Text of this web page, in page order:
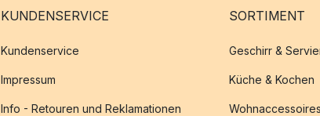
KUNDENSERVICE
Kundenservice
Impressum
Info - Retouren und Reklamationen
SORTIMENT
Geschirr &
Küche & Kochen
Wohnaccessoires